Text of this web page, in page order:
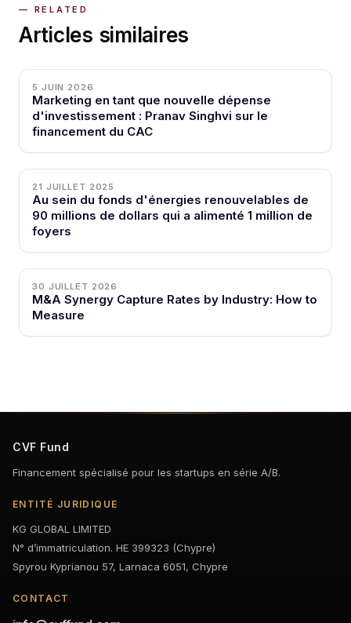
Articles similaires
5 JUIN 2026
Marketing en tant que nouvelle dépense
d'investissement : Pranav Singhvi sur le
financement du CAC
21 JUILLET 2025
Au sein du fonds d'énergies renouvelables de
90 millions de dollars qui a alimenté 1 million de
foyers
30 JUILLET 2026
M&A Synergy Capture Rates by Industry: How to
Measure
CVF Fund
Financement spécialisé pour les startups en série A/B.
ENTITÉ JURIDIQUE
KG GLOBAL LIMITED
N° d’immatriculation. HE 399323 (Chypre)
Spyrou Kyprianou 57, Larnaca 6051, Chypre
CONTACT